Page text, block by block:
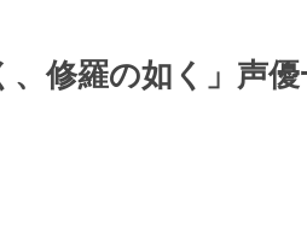
、修羅の如く」声